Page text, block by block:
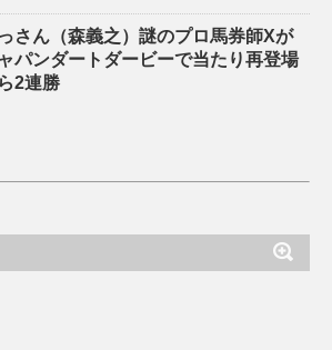
さん（森義之）謎のプロ馬券師Xが
パンダートダービーで当たり再登場
2連勝